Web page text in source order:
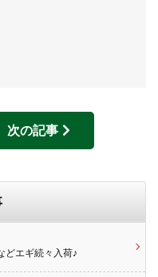
次の記事
どエギ続々入荷♪